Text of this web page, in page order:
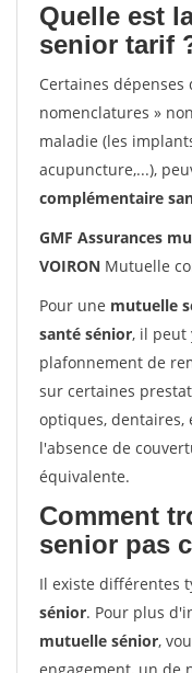
Quelle est
senior tarif
Certaines dépenses
nomenclatures »
maladie (les
acupuncture,...),
complémentaire
GMF Assurances
VOIRON Mutuelle
Pour une mutuelle
santé sénior, il peut
plafonnement de
sur certaines
optiques, dentaires,
l'absence de
équivalente.
Comment
senior pas
Il existe différentes
sénior. Pour plus
mutuelle sénior,